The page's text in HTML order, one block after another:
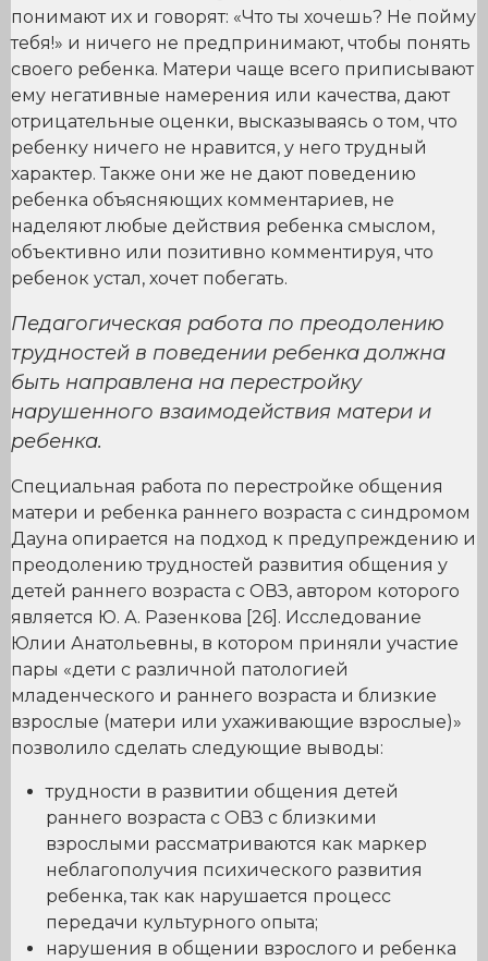
понимают их и говорят: «Что ты хочешь? Не пойму
тебя!» и ничего не предпринимают, чтобы понять
своего ребенка. Матери чаще всего приписывают
ему негативные намерения или качества, дают
отрицательные оценки, высказываясь о том, что
ребенку ничего не нравится, у него трудный
характер. Также они же не дают поведению
ребенка объясняющих комментариев, не
наделяют любые действия ребенка смыслом,
объективно или позитивно комментируя, что
ребенок устал, хочет побегать.
Педагогическая работа по преодолению
трудностей в поведении ребенка должна
быть направлена на перестройку
нарушенного взаимодействия матери и
ребенка.
Специальная работа по перестройке общения
матери и ребенка раннего возраста с синдромом
Дауна опирается на подход к предупреждению и
преодолению трудностей развития общения у
детей раннего возраста с ОВЗ, автором которого
является Ю. А. Разенкова [26]. Исследование
Юлии Анатольевны, в котором приняли участие
пары «дети с различной патологией
младенческого и раннего возраста и близкие
взрослые (матери или ухаживающие взрослые)»
позволило сделать следующие выводы:
трудности в развитии общения детей
раннего возраста с ОВЗ с близкими
взрослыми рассматриваются как маркер
неблагополучия психического развития
ребенка, так как нарушается процесс
передачи культурного опыта;
нарушения в общении взрослого и ребенка